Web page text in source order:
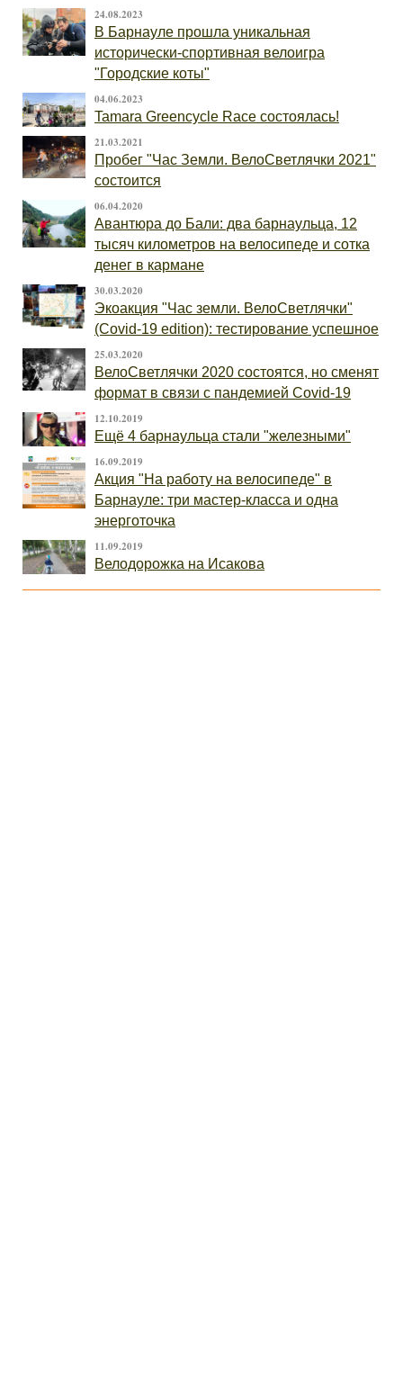
24.08.2023
В Барнауле прошла уникальная
исторически-спортивная велоигра
"Городские коты"
04.06.2023
Tamara Greencycle Race состоялась!
21.03.2021
Пробег "Час Земли. ВелоСветлячки 2021"
состоится
06.04.2020
Авантюра до Бали: два барнаульца, 12
тысяч километров на велосипеде и сотка
денег в кармане
30.03.2020
Экоакция "Час земли. ВелоСветлячки"
(Covid-19 edition): тестирование успешное
25.03.2020
ВелоСветлячки 2020 состоятся, но сменят
формат в связи с пандемией Covid-19
12.10.2019
Ещё 4 барнаульца стали "железными"
16.09.2019
Акция "На работу на велосипеде" в
Барнауле: три мастер-класса и одна
энерготочка
11.09.2019
Велодорожка на Исакова